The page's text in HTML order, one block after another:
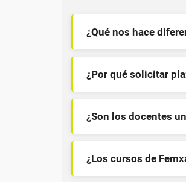
¿Qué nos hace
¿Por qué solicitar
¿Son los docentes
¿Los cursos de